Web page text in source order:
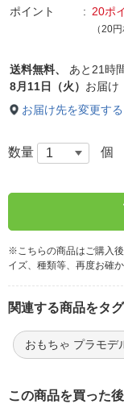
ポイント
20ポ
（20
送料無料、 あと 21時
8月11日（火） お届け
お届け先を変更する
数量 個
※こちらの商品はご購入
イズ、種類等、再度お確
関連する商品をタ
おもちゃ プラモデ
この商品を買った